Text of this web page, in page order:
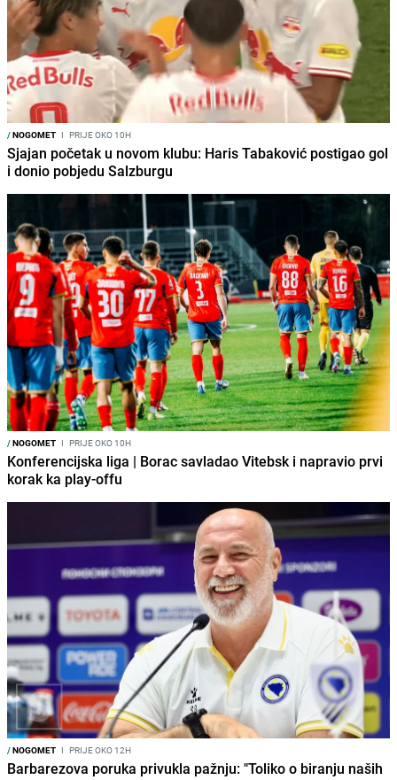
/NOGOMET I PRIJE OKO 10H
Sjajan početak u novom klubu: Haris Tabaković postigao gol
i donio pobjedu Salzburgu
/NOGOMET I PRIJE OKO 10H
Konferencijska liga | Borac savladao Vitebsk i napravio prvi
korak ka play-offu
/NOGOMET I PRIJE OKO 12H
Barbarezova poruka privukla pažnju: "Toliko o biranju naših